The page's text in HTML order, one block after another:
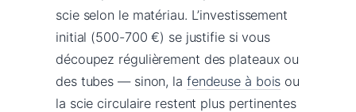
scie selon le matériau. L’investissement
initial (500-700 €) se justifie si vous
découpez régulièrement des plateaux ou
des tubes — sinon, la fendeuse à bois ou
la scie circulaire restent plus pertinentes